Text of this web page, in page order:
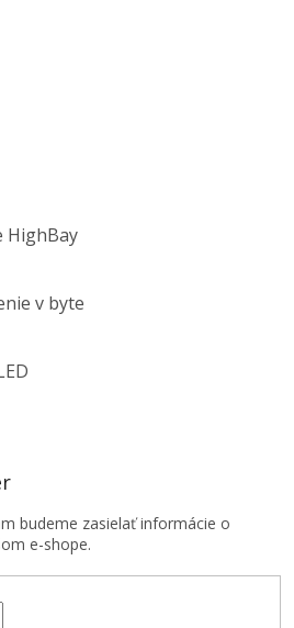
u
HighBay
v byte
budeme zasielať informácie o
e-shope.